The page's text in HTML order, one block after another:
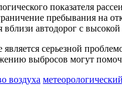
показателя
пребывания на
автодорог с
серьезной
выбросов могут
воздуха